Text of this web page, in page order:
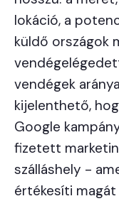
lokáció, a
küldő országok
vendégek
kijelenthető,
Google
fizetett
szálláshely -
értékesíti